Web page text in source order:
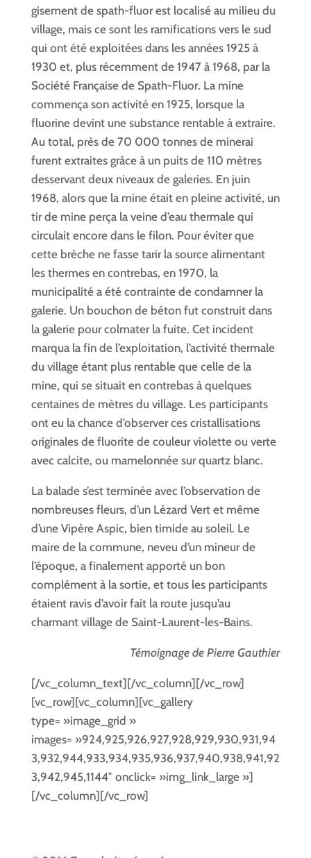
gisement de spath-fluor est localisé au milieu du
village, mais ce sont les ramifications vers le sud
qui ont été exploitées dans les années 1925 à
1930 et, plus récemment de 1947 à 1968, par la
Société Française de Spath-Fluor. La mine
commença son activité en 1925, lorsque la
fluorine devint une substance rentable à extraire.
Au total, près de 70 000 tonnes de minerai
furent extraites grâce à un puits de 110 mètres
desservant deux niveaux de galeries. En juin
1968, alors que la mine était en pleine activité, un
tir de mine perça la veine d’eau thermale qui
circulait encore dans le filon. Pour éviter que
cette brèche ne fasse tarir la source alimentant
les thermes en contrebas, en 1970, la
municipalité a été contrainte de condamner la
galerie. Un bouchon de béton fut construit dans
la galerie pour colmater la fuite. Cet incident
marqua la fin de l’exploitation, l’activité thermale
du village étant plus rentable que celle de la
mine, qui se situait en contrebas à quelques
centaines de mètres du village. Les participants
ont eu la chance d’observer ces cristallisations
originales de fluorite de couleur violette ou verte
avec calcite, ou mamelonnée sur quartz blanc.
La balade s’est terminée avec l’observation de
nombreuses fleurs, d’un Lézard Vert et même
d’une Vipère Aspic, bien timide au soleil. Le
maire de la commune, neveu d’un mineur de
l’époque, a finalement apporté un bon
complément à la sortie, et tous les participants
étaient ravis d’avoir fait la route jusqu’au
charmant village de Saint-Laurent-les-Bains.
Témoignage de Pierre Gauthier
[/vc_column_text][/vc_column][/vc_row]
[vc_row][vc_column][vc_gallery
type= »image_grid »
images= »924,925,926,927,928,929,930,931,94
3,932,944,933,934,935,936,937,940,938,941,92
3,942,945,1144″ onclick= »img_link_large »]
[/vc_column][/vc_row]